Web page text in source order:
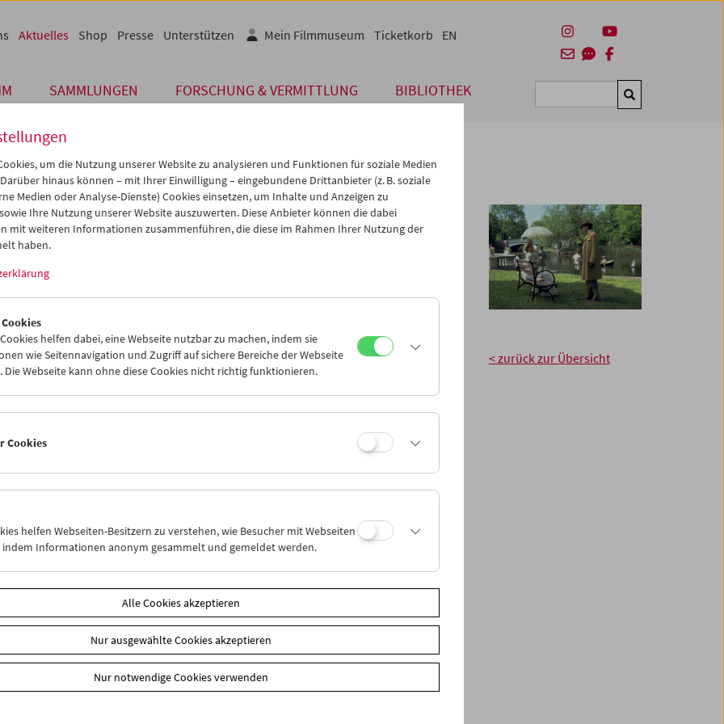
SAMMLUNGEN FORSCHUNG & VERMITTLUNG BIBLIOTHEK Suchen
Aktuelles Shop Presse Unterstützen Mein Filmmuseum Ticketkorb EN
2022
Filmmuseum hat zwischen 8. und 31. August spielfrei. Am 1. September
mit einerumfassenden Retrospektive zu Martin Scorseses Werk. Details zum
allen schöne Sommertage und freuen uns auf das Wiedersehen!
September / Oktober
des Spielbetriebs:
Bibliothek
< zurück zur Übersicht
um die Nutzung unserer Website zu analysieren und Funktionen für soziale Medien
hinaus können – mit Ihrer Einwilligung – eingebundene Drittanbieter (z. B. soziale
Medien oder Analyse-Dienste) Cookies einsetzen, um Inhalte und Anzeigen zu
Ihre Nutzung unserer Website auszuwerten. Diese Anbieter können die dabei
mit weiteren Informationen zusammenführen, die diese im Rahmen Ihrer Nutzung der
haben.
helfen dabei, eine Webseite nutzbar zu machen, indem sie
wie Seitennavigation und Zugriff auf sichere Bereiche der Webseite
Die Webseite kann ohne diese Cookies nicht richtig funktionieren.
Cookies
helfen Webseiten-Besitzern zu verstehen, wie Besucher mit Webseiten
indem Informationen anonym gesammelt und gemeldet werden.
Alle Cookies akzeptieren
Nur ausgewählte Cookies akzeptieren
Nur notwendige Cookies verwenden